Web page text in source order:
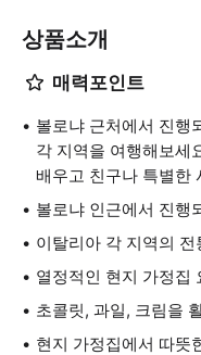
상품소개
매력포인트
볼로냐 근처에서 진행
각 지역을 여행해보세
배우고 친구나 특별한
볼로냐 인근에서 진행
이탈리아 각 지역의
열정적인 현지 가정집
초콜릿, 과일, 크림을
현지 가정집에서 따뜻